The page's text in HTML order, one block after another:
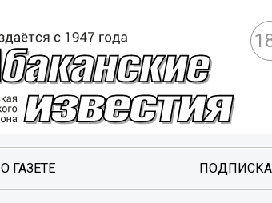
О ГАЗЕТЕ ПОДПИСКА